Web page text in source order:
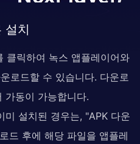
설치
클릭하여 녹스 앱플레이어와
로드할 수 있습니다. 다운로
가동이 가능합니다.
설치된 경우는, "APK 다운
드 후에 해당 파일을 앱플레